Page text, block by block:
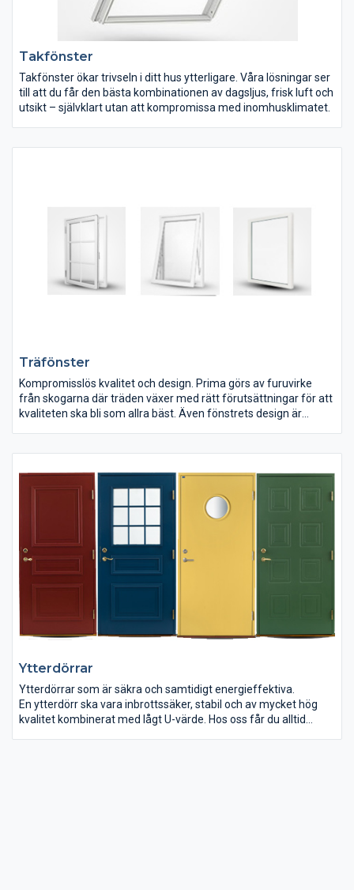
Takfönster
Takfönster ökar trivseln i ditt hus ytterligare. Våra lösningar ser
till att du får den bästa kombinationen av dagsljus, frisk luft och
utsikt – självklart utan att kompromissa med inomhusklimatet.
Träfönster
Kompromisslös kvalitet och design. Prima görs av furuvirke
från skogarna där träden växer med rätt förutsättningar för att
kvaliteten ska bli som allra bäst. Även fönstrets design är
Ytterdörrar
Ytterdörrar som är säkra och samtidigt energieffektiva.
En ytterdörr ska vara inbrottssäker, stabil och av mycket hög
kvalitet kombinerat med lågt U-värde. Hos oss får du alltid